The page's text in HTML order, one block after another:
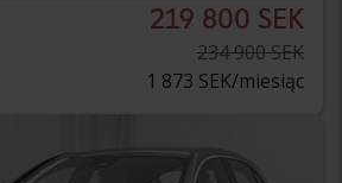
219 800 SEK
234 900 SEK
1 873 SEK/miesiąc